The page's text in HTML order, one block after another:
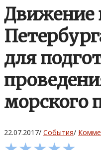
Движение
для
морского
22.07.2017/ События/